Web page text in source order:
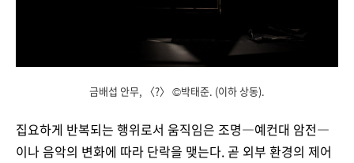
금배섭 안무, 〈?〉 ©박태준. (이하 상동).
집요하게 반복되는 행위로서 움직임은 조명―예컨대 암전―
이나 음악의 변화에 따라 단락을 맺는다. 곧 외부 환경의 제어